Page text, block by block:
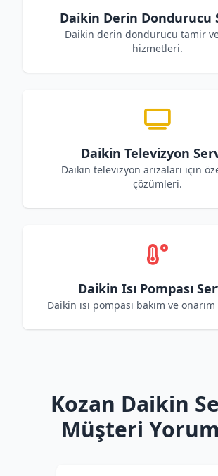
Daikin Derin Dondurucu
Daikin derin dondurucu tamir
hizmetleri.
Daikin Televizyon
Daikin televizyon arızaları için
çözümleri.
Daikin Isı Pompası
Daikin ısı pompası bakım ve
Kozan Daikin
Müşteri